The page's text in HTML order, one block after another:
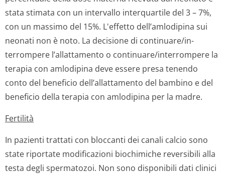
stata stimata con un intervallo interquartile del 3 – 7%,
con un massimo del 15%. L'effetto dell’amlodipina sui
neonati non è noto. La decisione di continuare/in­
terrompere l’allattamento o continuare/in­terrompere la
terapia con amlodipina deve essere presa tenendo
conto del beneficio dell’allattamento del bambino e del
beneficio della terapia con amlodipina per la madre.
Fertilità
In pazienti trattati con bloccanti dei canali calcio sono
state riportate modificazioni biochimiche reversibili alla
testa degli spermatozoi. Non sono disponibili dati clinici